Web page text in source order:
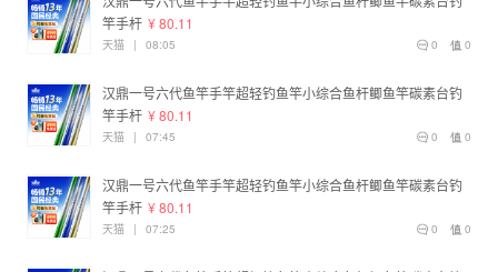
竿手杆 ¥ 80.11
0
0
天猫 | 08:05
汉鼎一号六代鱼竿手竿超轻钓鱼竿小综合鱼杆鲫鱼竿碳素台钓
竿手杆 ¥ 80.11
0
0
天猫 | 07:45
汉鼎一号六代鱼竿手竿超轻钓鱼竿小综合鱼杆鲫鱼竿碳素台钓
竿手杆 ¥ 80.11
0
0
天猫 | 07:25